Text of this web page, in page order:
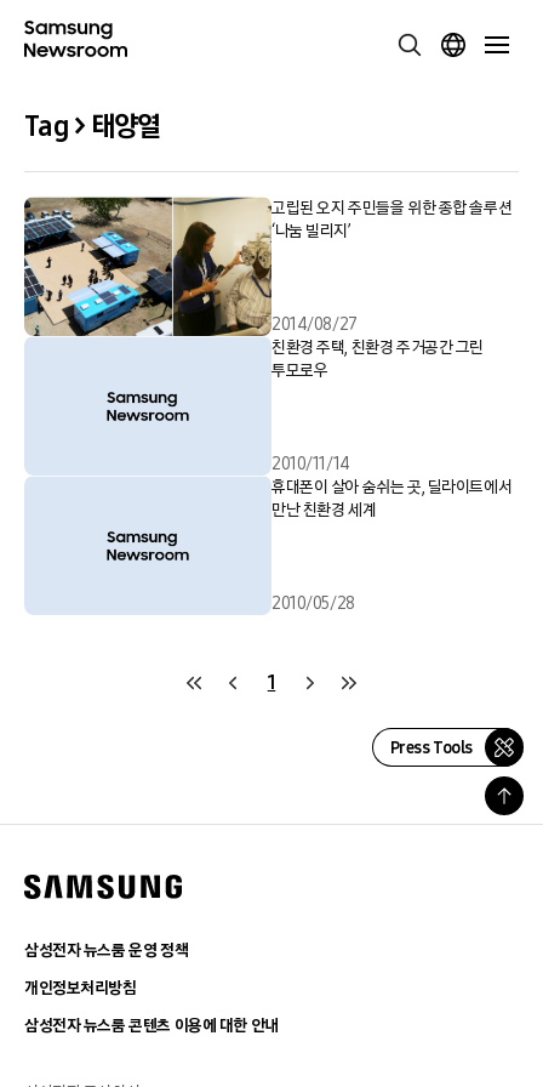
Tag > 태양열
고립된 오지 주민들을 위한 종합 솔루션
‘나눔 빌리지’
2014/08/27
친환경 주택, 친환경 주거공간 그린
투모로우
2010/11/14
휴대폰이 살아 숨쉬는 곳, 딜라이트에서
만난 친환경 세계
2010/05/28
1
Press Tools
삼성전자 뉴스룸 운영 정책
개인정보처리방침
삼성전자 뉴스룸 콘텐츠 이용에 대한 안내